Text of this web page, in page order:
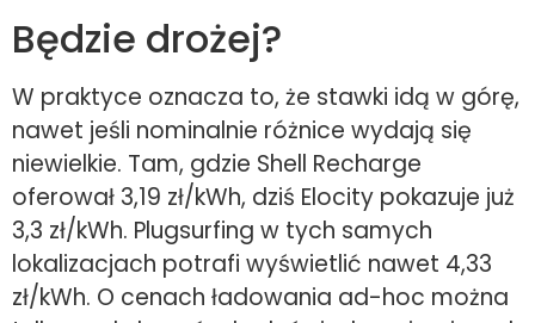
Będzie drożej?
W praktyce oznacza to, że stawki idą w górę,
nawet jeśli nominalnie różnice wydają się
niewielkie. Tam, gdzie Shell Recharge
oferował 3,19 zł/kWh, dziś Elocity pokazuje już
3,3 zł/kWh. Plugsurfing w tych samych
lokalizacjach potrafi wyświetlić nawet 4,33
zł/kWh. O cenach ładowania ad-hoc można